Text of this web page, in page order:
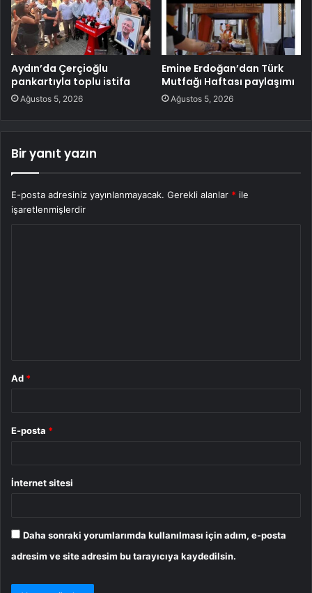
Aydın’da Çerçioğlu
pankartıyla toplu istifa
Ağustos 5, 2026
Emine Erdoğan’dan Türk
Mutfağı Haftası paylaşımı
Ağustos 5, 2026
Bir yanıt yazın
E-posta adresiniz yayınlanmayacak. Gerekli alanlar * ile
işaretlenmişlerdir
Ad *
E-posta *
İnternet sitesi
Daha sonraki yorumlarımda kullanılması için adım, e-posta
adresim ve site adresim bu tarayıcıya kaydedilsin.